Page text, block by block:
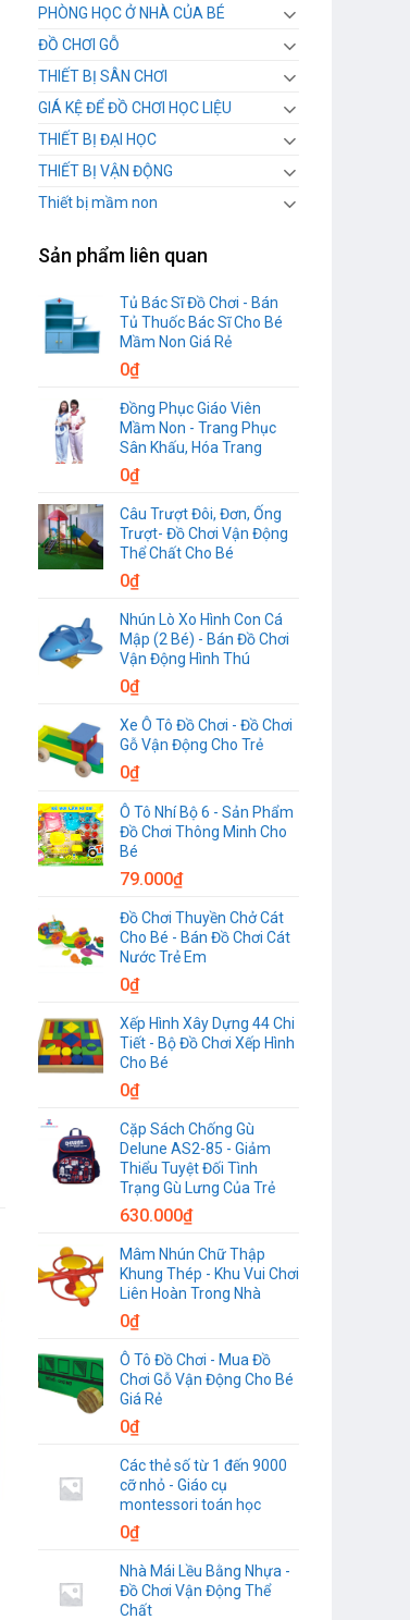
PHÒNG HỌC Ở NHÀ CỦA BÉ
ĐỒ CHƠI GỖ
THIẾT BỊ SÂN CHƠI
GIÁ KỆ ĐỂ ĐỒ CHƠI HỌC LIỆU
THIẾT BỊ ĐẠI HỌC
THIẾT BỊ VẬN ĐỘNG
Thiết bị mầm non
Sản phẩm liên quan
Tủ Bác Sĩ Đồ Chơi - Bán
Tủ Thuốc Bác Sĩ Cho Bé
Mầm Non Giá Rẻ
0₫
Đồng Phục Giáo Viên
Mầm Non - Trang Phục
Sân Khấu, Hóa Trang
0₫
Câu Trượt Đôi, Đơn, Ống
Trượt- Đồ Chơi Vận Động
Thể Chất Cho Bé
0₫
Nhún Lò Xo Hình Con Cá
Mập (2 Bé) - Bán Đồ Chơi
Vận Động Hình Thú
0₫
Xe Ô Tô Đồ Chơi - Đồ Chơi
Gỗ Vận Động Cho Trẻ
0₫
Ô Tô Nhí Bộ 6 - Sản Phẩm
Đồ Chơi Thông Minh Cho
Bé
79.000₫
Đồ Chơi Thuyền Chở Cát
Cho Bé - Bán Đồ Chơi Cát
Nước Trẻ Em
0₫
Xếp Hình Xây Dựng 44 Chi
Tiết - Bộ Đồ Chơi Xếp Hình
Cho Bé
0₫
Cặp Sách Chống Gù
Delune AS2-85 - Giảm
Thiểu Tuyệt Đối Tình
Trạng Gù Lưng Của Trẻ
630.000₫
Mâm Nhún Chữ Thập
Khung Thép - Khu Vui Chơi
Liên Hoàn Trong Nhà
0₫
Ô Tô Đồ Chơi - Mua Đồ
Chơi Gỗ Vận Động Cho Bé
Giá Rẻ
0₫
Các thẻ số từ 1 đến 9000
cỡ nhỏ - Giáo cụ
montessori toán học
0₫
Nhà Mái Lều Bằng Nhựa -
Đồ Chơi Vận Động Thể
Chất